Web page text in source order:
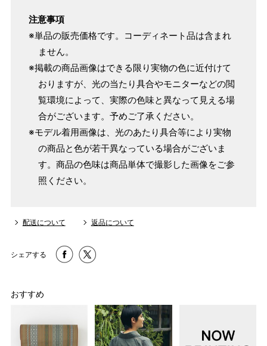
注意事項
※単品の販売価格です。コーディネート品は含まれ
ません。
※掲載の商品画像はできる限り実物の色に近付けて
おりますが、光の当たり具合やモニターなどの閲
覧環境によって、実際の色味と異なって見える場
合がございます。予めご了承ください。
※モデル着用画像は、光のあたり具合等により実物
の商品と色が若干異なっている場合がございま
す。商品の色味は商品単体で撮影した画像をご参
照ください。
配送について 返品について
シェアする
おすすめ